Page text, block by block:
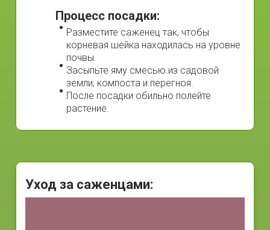
Процесс посадки:
Разместите саженец так, чтобы
корневая шейка находилась на уровне
почвы.
Засыпьте яму смесью из садовой
земли, компоста и перегноя.
После посадки обильно полейте
растение.
Уход за саженцами: